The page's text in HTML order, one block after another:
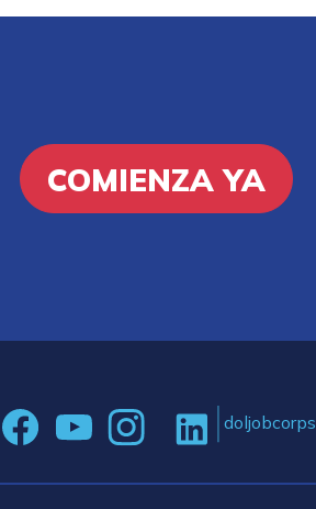
COMIENZA YA
doljobcorps